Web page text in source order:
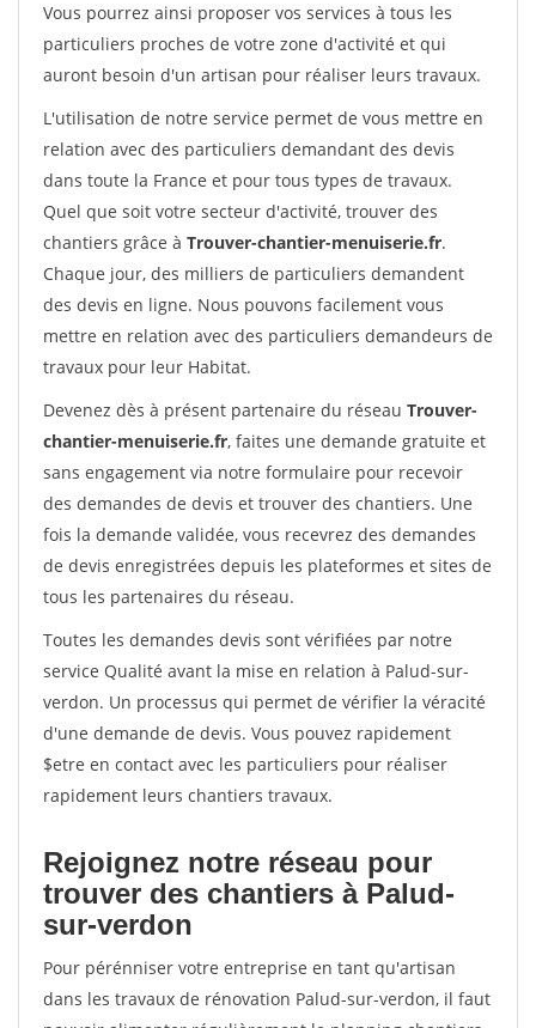
Vous pourrez ainsi proposer vos services à tous les
particuliers proches de votre zone d'activité et qui
auront besoin d'un artisan pour réaliser leurs travaux.
L'utilisation de notre service permet de vous mettre en
relation avec des particuliers demandant des devis
dans toute la France et pour tous types de travaux.
Quel que soit votre secteur d'activité, trouver des
chantiers grâce à Trouver-chantier-menuiserie.fr.
Chaque jour, des milliers de particuliers demandent
des devis en ligne. Nous pouvons facilement vous
mettre en relation avec des particuliers demandeurs de
travaux pour leur Habitat.
Devenez dès à présent partenaire du réseau Trouver-
chantier-menuiserie.fr, faites une demande gratuite et
sans engagement via notre formulaire pour recevoir
des demandes de devis et trouver des chantiers. Une
fois la demande validée, vous recevrez des demandes
de devis enregistrées depuis les plateformes et sites de
tous les partenaires du réseau.
Toutes les demandes devis sont vérifiées par notre
service Qualité avant la mise en relation à Palud-sur-
verdon. Un processus qui permet de vérifier la véracité
d'une demande de devis. Vous pouvez rapidement
$etre en contact avec les particuliers pour réaliser
rapidement leurs chantiers travaux.
Rejoignez notre réseau pour
trouver des chantiers à Palud-
sur-verdon
Pour pérénniser votre entreprise en tant qu'artisan
dans les travaux de rénovation Palud-sur-verdon, il faut